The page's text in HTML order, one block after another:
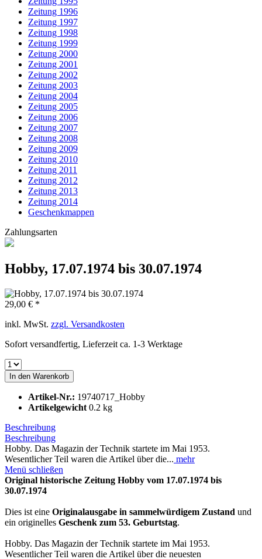
Zeitung 1996
Zeitung 1997
Zeitung 1998
Zeitung 1999
Zeitung 2000
Zeitung 2001
Zeitung 2002
Zeitung 2003
Zeitung 2004
Zeitung 2005
Zeitung 2006
Zeitung 2007
Zeitung 2008
Zeitung 2009
Zeitung 2010
Zeitung 2011
Zeitung 2012
Zeitung 2013
Zeitung 2014
Geschenkmappen
Zahlungsarten
Hobby, 17.07.1974 bis 30.07.1974
29,00 € *
inkl. MwSt. zzgl. Versandkosten
Sofort versandfertig, Lieferzeit ca. 1-3 Werktage
In den Warenkorb
Artikel-Nr.: 19740717_Hobby
Artikelgewicht 0.2 kg
Beschreibung
Beschreibung
Hobby. Das Magazin der Technik startete im Mai 1953.
Wesentlicher Teil waren die Artikel über die... mehr
Menü schließen
Original historische Zeitung Hobby vom 17.07.1974 bis
30.07.1974
Dies ist eine Originalausgabe in sammelwürdigem Zustand und
ein originelles Geschenk zum 53. Geburtstag.
Hobby. Das Magazin der Technik startete im Mai 1953.
Wesentlicher Teil waren die Artikel über die neuesten